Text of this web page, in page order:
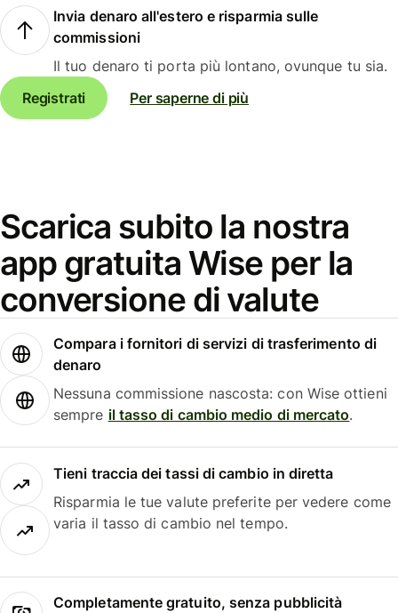
Invia denaro all'estero e risparmia sulle
commissioni
Il tuo denaro ti porta più lontano, ovunque tu sia.
Registrati
Per saperne di più
Scarica subito la nostra
app gratuita Wise per la
conversione di valute
Compara i fornitori di servizi di trasferimento di
denaro
Nessuna commissione nascosta: con Wise ottieni
sempre il tasso di cambio medio di mercato.
Tieni traccia dei tassi di cambio in diretta
Risparmia le tue valute preferite per vedere come
varia il tasso di cambio nel tempo.
Completamente gratuito, senza pubblicità